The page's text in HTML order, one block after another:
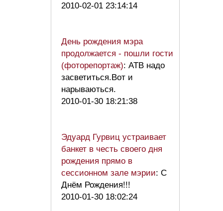
2010-02-01 23:14:14
День рождения мэра
продолжается - пошли гости
(фоторепортаж): АТВ надо
засветиться.Вот и
нарываються.
2010-01-30 18:21:38
Эдуард Гурвиц устраивает
банкет в честь своего дня
рождения прямо в
сессионном зале мэрии: С
Днём Рождения!!!
2010-01-30 18:02:24